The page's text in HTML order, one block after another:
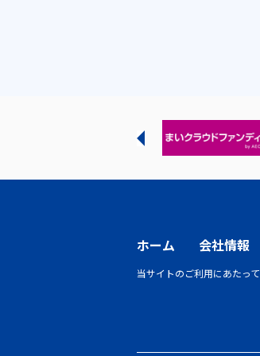
ホーム 会社情報
当サイトのご利用にあたって